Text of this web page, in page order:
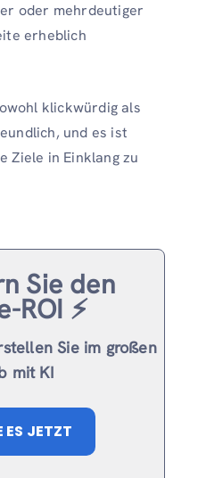
oder mehrdeutiger
erheblich
klickwürdig als
und es ist
Ziele in Einklang zu
Sie den
ROI ⚡️
Sie im großen
mit KI
ES JETZT